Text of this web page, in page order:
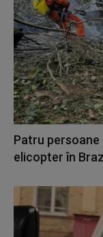
Patru
elicopter în